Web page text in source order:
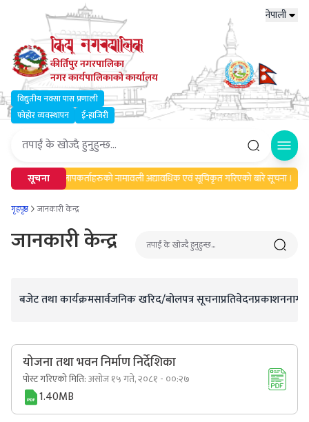
नेपाली
कीर्तिपुर नगरपालिका
नगर कार्यपालिकाको कार्यालय
विद्युतीय नक्सा पास प्रणाली
फोहोर व्यवस्थापन
ई-हाजिरी
सूचना
मेलमिलापकर्ताहरुको नामावली अद्यावधिक एवं सूचिकृत गरिएको बारे सूचना ।
गृहपृष्ठ जानकारी केन्द्र
जानकारी केन्द्र
बजेट तथा कार्यक्रमसार्वजनिक खरिद/बोलपत्र सूचनाप्रतिवेदनप्रकाशन
योजना तथा भवन निर्माण निर्देशिका
पोस्ट गरिएको मिति:असोज १५ गते, २०८१ - ००:२७
1.40MB